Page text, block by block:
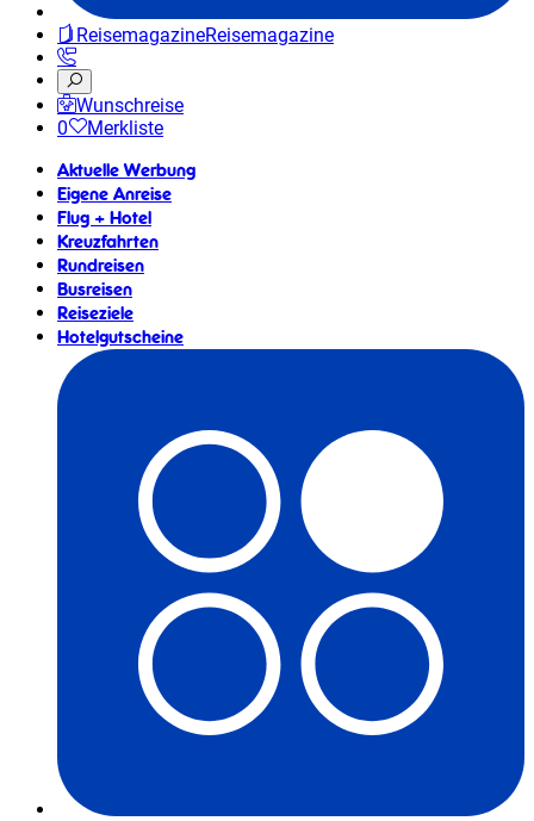
ReisemagazineReisemagazine
Wunschreise
0
Merkliste
Aktuelle Werbung
Eigene Anreise
Flug + Hotel
Kreuzfahrten
Rundreisen
Busreisen
Reiseziele
Hotelgutscheine